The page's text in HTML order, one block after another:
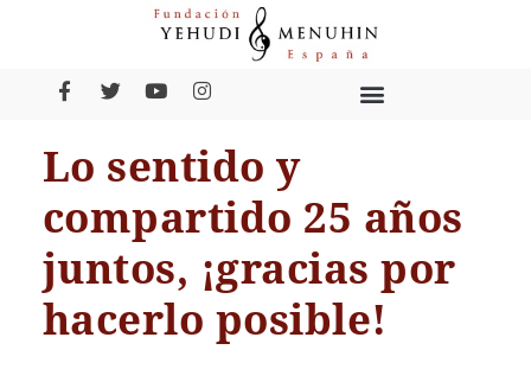
Lo sentido y
compartido 25 años
juntos, ¡gracias por
hacerlo posible!